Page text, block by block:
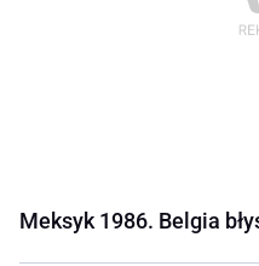
Meksyk 1986. Belgia